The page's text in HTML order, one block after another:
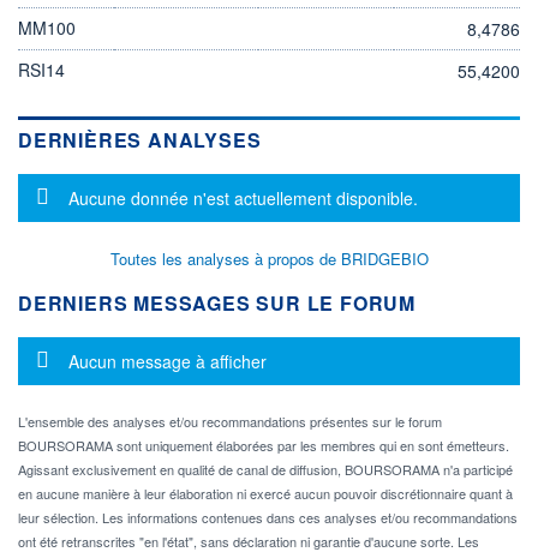
MM100
8,4786
RSI14
55,4200
DERNIÈRES ANALYSES
Message d'information
Aucune donnée n'est actuellement disponible.
Toutes les analyses à propos de BRIDGEBIO
DERNIERS MESSAGES SUR LE FORUM
Message d'information
Aucun message à afficher
L'ensemble des analyses et/ou recommandations présentes sur le forum
BOURSORAMA sont uniquement élaborées par les membres qui en sont émetteurs.
Agissant exclusivement en qualité de canal de diffusion, BOURSORAMA n'a participé
en aucune manière à leur élaboration ni exercé aucun pouvoir discrétionnaire quant à
leur sélection. Les informations contenues dans ces analyses et/ou recommandations
ont été retranscrites "en l'état", sans déclaration ni garantie d'aucune sorte. Les